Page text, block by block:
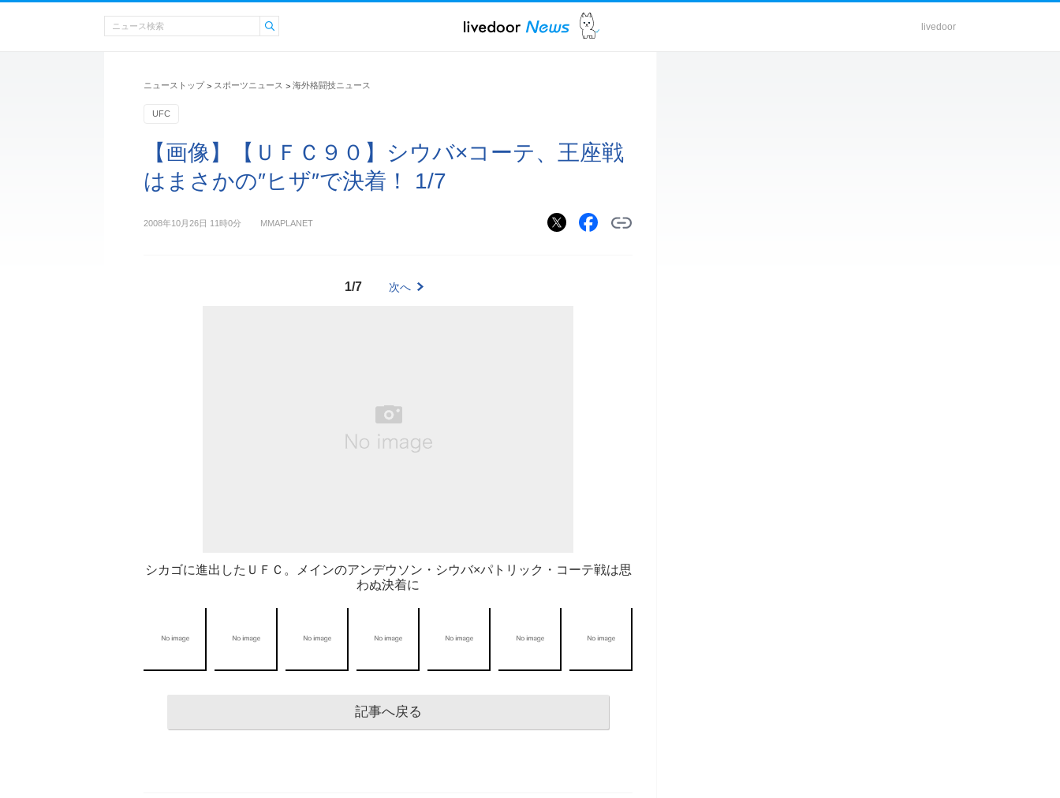
livedoor
ニューストップ > スポーツニュース > 海外格闘技ニュース
UFC
【画像】【ＵＦＣ９０】シウバ×コーテ、王座戦
はまさかの″ヒザ″で決着！ 1/7
2008年10月26日 11時0分 MMAPLANET
1/7 次へ
シカゴに進出したＵＦＣ。メインのアンデウソン・シウバ×パトリック・コーテ戦は思
わぬ決着に
記事へ戻る